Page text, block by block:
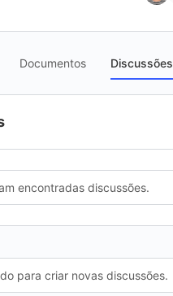
Documentos Discussões
encontradas discussões.
para criar novas discussões.